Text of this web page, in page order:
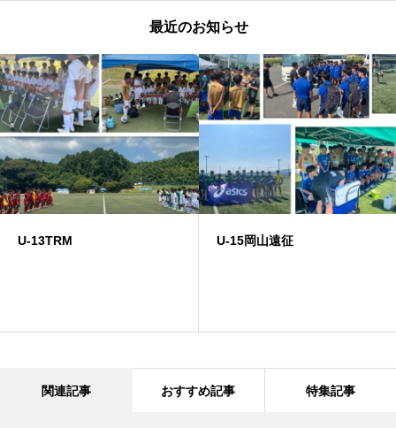
最近のお知らせ
U-13TRM U-15岡山遠征
関連記事 おすすめ記事 特集記事